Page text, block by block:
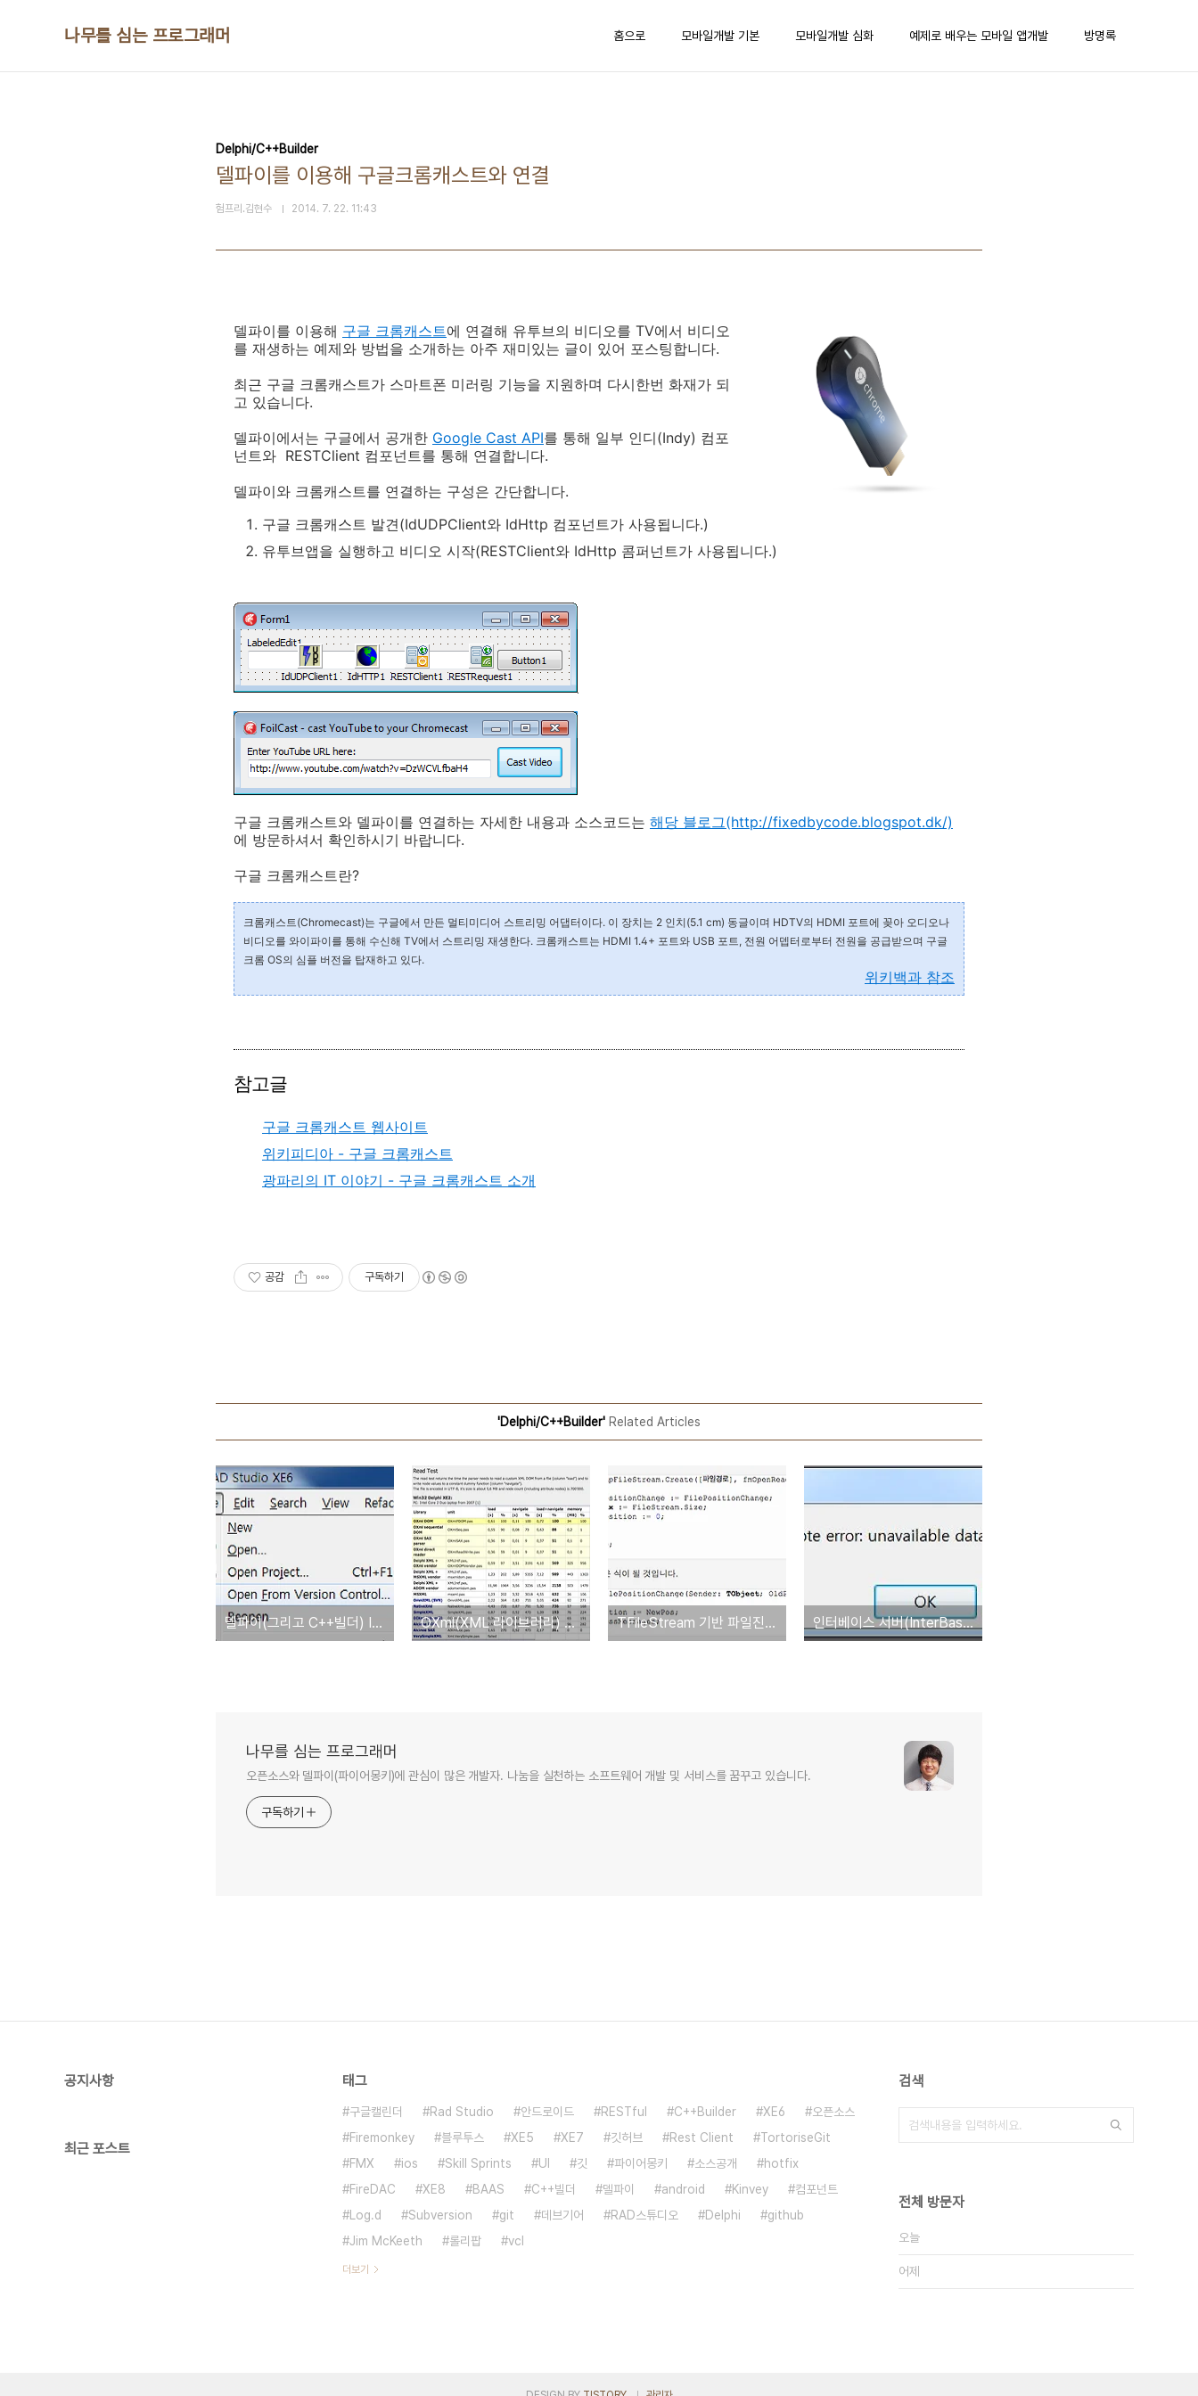
나무를 심는 프로그래머 홈으로 모바일개발 기본 모바일개발 심화 예제로 배우는 모바일 앱개발 방명록
Delphi/C++Builder
델파이를 이용해 구글크롬캐스트와 연결
험프리.김현수 2014. 7. 22. 11:43
델파이를 이용해 구글 크롬캐스트에 연결해 유투브의 비디오를 TV에서 비디오
를 재생하는 예제와 방법을 소개하는 아주 재미있는 글이 있어 포스팅합니다.
최근 구글 크롬캐스트가 스마트폰 미러링 기능을 지원하며 다시한번 화재가 되
고 있습니다.
델파이에서는 구글에서 공개한 Google Cast API를 통해 일부 인디(Indy) 컴포
넌트와 RESTClient 컴포넌트를 통해 연결합니다.
델파이와 크롬캐스트를 연결하는 구성은 간단합니다.
구글 크롬캐스트 발견(IdUDPClient와 IdHttp 컴포넌트가 사용됩니다.)
유투브앱을 실행하고 비디오 시작(RESTClient와 IdHttp 콤퍼넌트가 사용됩니다.)
구글 크롬캐스트와 델파이를 연결하는 자세한 내용과 소스코드는 해당 블로그(http://fixedbycode.blogspot.dk/)
에 방문하셔서 확인하시기 바랍니다.
구글 크롬캐스트란?
크롬캐스트(Chromecast)는 구글에서 만든 멀티미디어 스트리밍 어댑터이다. 이 장치는 2 인치(5.1 cm) 동글이며 HDTV의 HDMI 포트에 꽂아 오디오나
비디오를 와이파이를 통해 수신해 TV에서 스트리밍 재생한다. 크롬캐스트는 HDMI 1.4+ 포트와 USB 포트, 전원 어뎁터로부터 전원을 공급받으며 구글
크롬 OS의 심플 버전을 탑재하고 있다.
위키백과 참조
참고글
구글 크롬캐스트 웹사이트
위키피디아 - 구글 크롬캐스트
광파리의 IT 이야기 - 구글 크롬캐스트 소개
공감 구독하기
'Delphi/C++Builder' Related Articles
델파이(그리고 C++빌더) IDE에서 Github 사용하기 OXml(XML 라이브러리) 소개 TFileStream 기반 파일진행 상황을 보여주기 인터베이스 서버(InterBase Server)에 접속이 되지 않는 경우 대처사항
나무를 심는 프로그래머
오픈소스와 델파이(파이어몽키)에 관심이 많은 개발자. 나눔을 실천하는 소프트웨어 개발 및 서비스를 꿈꾸고 있습니다.
구독하기
공지사항
최근 포스트
태그
구글캘린더 Rad Studio 안드로이드 RESTful C++Builder XE6
오픈소스
Firemonkey
블루투스 XE5 XE7 깃허브 Rest Client
TortoriseGit
FMX
ios Skill Sprints UI 깃 파이어몽키 소스공개
hotfix
FireDAC
XE8 BAAS C++빌더 델파이 android Kinvey
컴포넌트
Log.d
Subversion git 데브기어 RAD스튜디오 Delphi
github
Jim McKeeth
롤리팝 vcl
더보기
검색
전체 방문자
오늘
어제